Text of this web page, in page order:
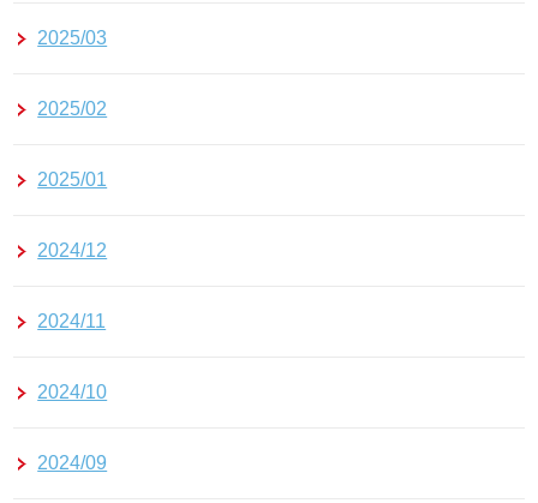
2025/03
2025/02
2025/01
2024/12
2024/11
2024/10
2024/09